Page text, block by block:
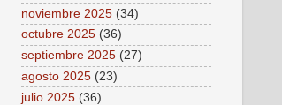
noviembre 2025 (34)
octubre 2025 (36)
septiembre 2025 (27)
agosto 2025 (23)
julio 2025 (36)